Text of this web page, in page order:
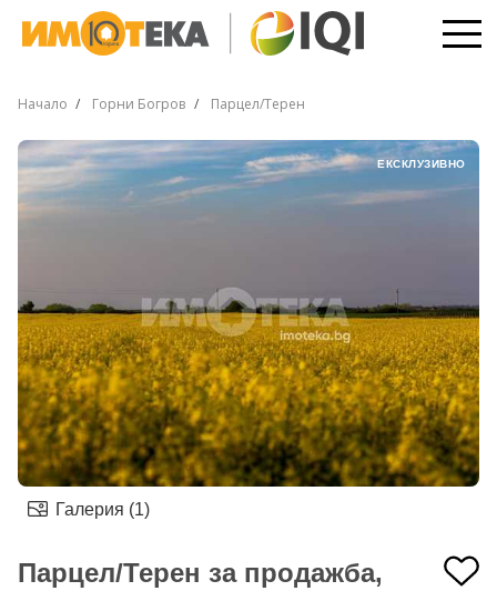
Начало Горни Богров Парцел/Терен
ЕКСКЛУЗИВНО
Галерия (1)
Парцел/Терен за продажба,